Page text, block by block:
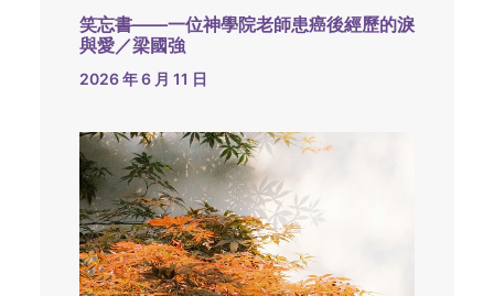
笑忘書——一位神學院老師患癌後經歷的淚
與愛／梁國強
2026 年 6 月 11 日